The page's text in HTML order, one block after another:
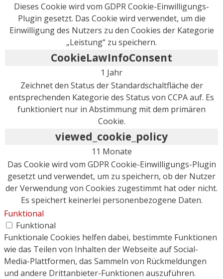
Dieses Cookie wird vom GDPR Cookie-Einwilligungs-
Plugin gesetzt. Das Cookie wird verwendet, um die
Einwilligung des Nutzers zu den Cookies der Kategorie
„Leistung“ zu speichern.
CookieLawInfoConsent
1 Jahr
Zeichnet den Status der Standardschaltfläche der
entsprechenden Kategorie des Status von CCPA auf. Es
funktioniert nur in Abstimmung mit dem primären
Cookie.
viewed_cookie_policy
11 Monate
Das Cookie wird vom GDPR Cookie-Einwilligungs-Plugin
gesetzt und verwendet, um zu speichern, ob der Nutzer
der Verwendung von Cookies zugestimmt hat oder nicht.
Es speichert keinerlei personenbezogene Daten.
Funktional
Funktional
Funktionale Cookies helfen dabei, bestimmte Funktionen
wie das Teilen von Inhalten der Webseite auf Social-
Media-Plattformen, das Sammeln von Rückmeldungen
und andere Drittanbieter-Funktionen auszuführen.